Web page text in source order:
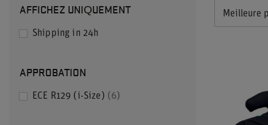
AFFICHEZ UNIQUEMENT
Shipping in 24h
APPROBATION
ECE R129 (i-Size) 6
Meilleure